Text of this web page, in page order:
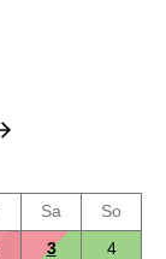
Sa
So
3
4